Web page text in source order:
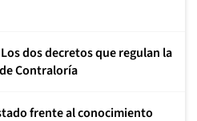
dos decretos que regulan la
Contraloría
frente al conocimiento